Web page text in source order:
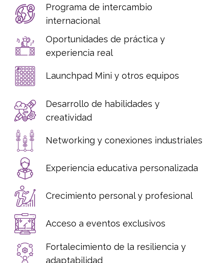
Programa de intercambio
internacional
Oportunidades de práctica y
experiencia real
Launchpad Mini y otros equipos
Desarrollo de habilidades y
creatividad
Networking y conexiones industriales
Experiencia educativa personalizada
Crecimiento personal y profesional
Acceso a eventos exclusivos
Fortalecimiento de la resiliencia y
adaptabilidad